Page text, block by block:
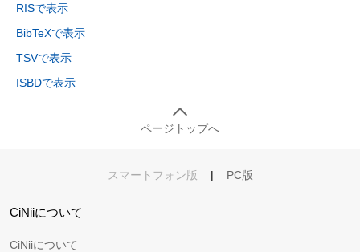
RISで表示
BibTeXで表示
TSVで表示
ISBDで表示
ページトップへ
スマートフォン版 | PC版
CiNiiについて
CiNiiについて